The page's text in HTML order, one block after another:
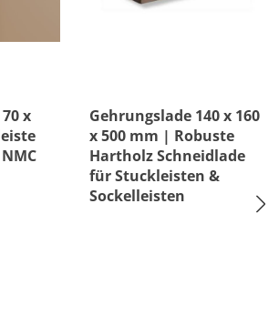
x
Gehrungslade 140 x 160
x 500 mm | Robuste
Hartholz Schneidlade
für Stuckleisten &
Sockelleisten